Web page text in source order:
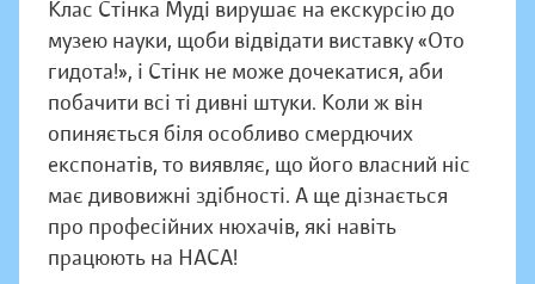
Клас Стінка Муді вирушає на екскурсію до
музею науки, щоби відвідати виставку «Ото
гидота!», і Стінк не може дочекатися, аби
побачити всі ті дивні штуки. Коли ж він
опиняється біля особливо смердючих
експонатів, то виявляє, що його власний ніс
має дивовижні здібності. А ще дізнається
про професійних нюхачів, які навіть
працюють на НАСА!